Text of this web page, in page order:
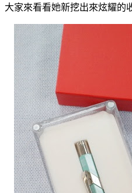
大家來看看她新挖出來炫耀的